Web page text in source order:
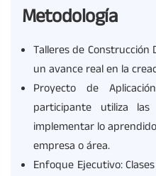
Metodología
Talleres de Construcción
un avance real en la
Proyecto de
participante utiliza
implementar lo
empresa o área.
Enfoque Ejecutivo: